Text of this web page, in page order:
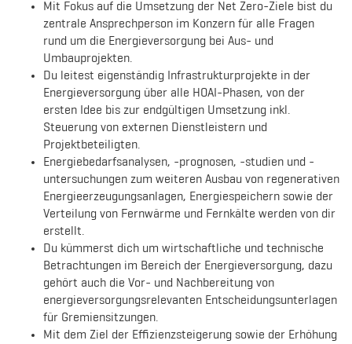
Mit Fokus auf die Umsetzung der Net Zero-Ziele bist du
zentrale Ansprechperson im Konzern für alle Fragen
rund um die Energieversorgung bei Aus- und
Umbauprojekten.
Du leitest eigenständig Infrastrukturprojekte in der
Energieversorgung über alle HOAI-Phasen, von der
ersten Idee bis zur endgültigen Umsetzung inkl.
Steuerung von externen Dienstleistern und
Projektbeteiligten.
Energiebedarfsanalysen, -prognosen, -studien und -
untersuchungen zum weiteren Ausbau von regenerativen
Energieerzeugungsanlagen, Energiespeichern sowie der
Verteilung von Fernwärme und Fernkälte werden von dir
erstellt.
Du kümmerst dich um wirtschaftliche und technische
Betrachtungen im Bereich der Energieversorgung, dazu
gehört auch die Vor- und Nachbereitung von
energieversorgungsrelevanten Entscheidungsunterlagen
für Gremiensitzungen.
Mit dem Ziel der Effizienzsteigerung sowie der Erhöhung